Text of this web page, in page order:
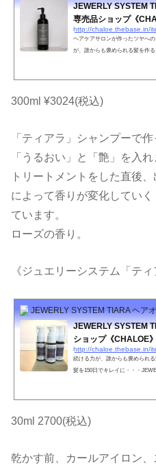
JEWERLY SYSTEM
専売品ショップ《
http://chaloe.thebase.in/
ヘアケアサロンが作ったツヤへ
が、誰からも褒められる髪を作
ーやパーマなどのアルカリ物を
ど蘇る髪へ。ツヤ髪への第一歩
300ml ¥3024(税込)
「ティアラ」シャンプーで
「うるおい」と「艶」を入れ
トリートメントをした直後
によって香りが変化してい
ています。
ローズの香り。
《ジュエリーシステム「テ
JEWERLY SYSTEM TIARA ヘア
JEWERLY SYSTEM
ショップ《CHALOE
http://chaloe.thebase.in/
続ける力が、誰からも褒められ
髪を150日でキレイに・・・
極端な高音や低温を避け、乳幼
分配合のため、保存状態により
30ml 2700(税込)
乾かす前、カールアイロン